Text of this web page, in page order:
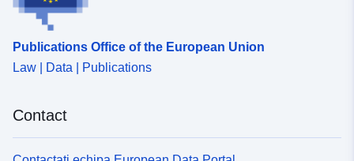
Publications Office of the European Union
Law | Data | Publications
Contact